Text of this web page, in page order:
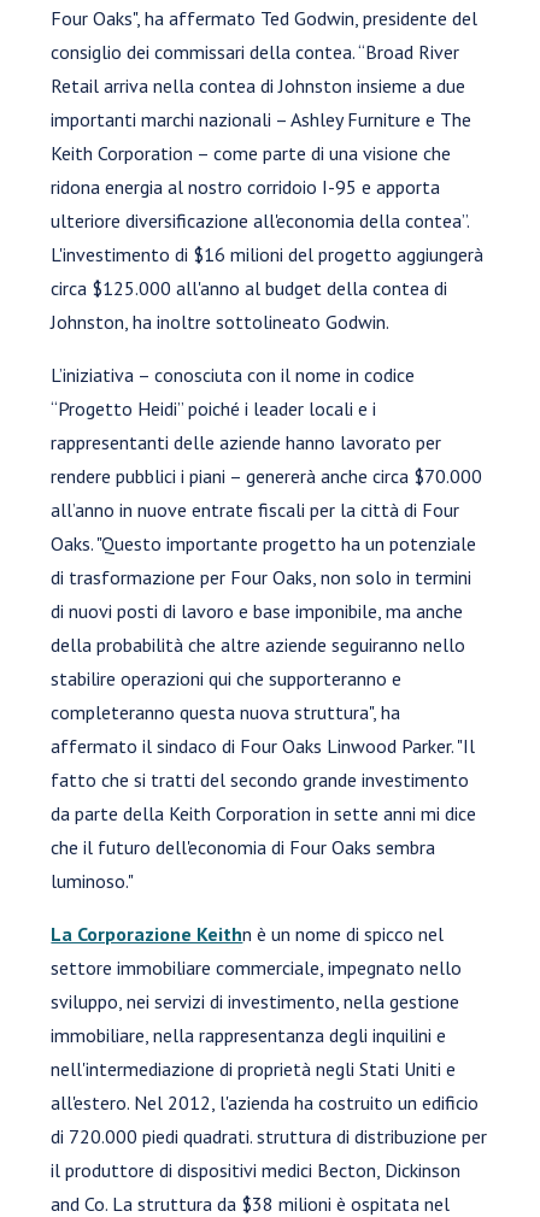
Four Oaks", ha affermato Ted Godwin, presidente del
consiglio dei commissari della contea. “Broad River
Retail arriva nella contea di Johnston insieme a due
importanti marchi nazionali – Ashley Furniture e The
Keith Corporation – come parte di una visione che
ridona energia al nostro corridoio I-95 e apporta
ulteriore diversificazione all'economia della contea”.
L'investimento di $16 milioni del progetto aggiungerà
circa $125.000 all'anno al budget della contea di
Johnston, ha inoltre sottolineato Godwin.
L’iniziativa – conosciuta con il nome in codice
“Progetto Heidi” poiché i leader locali e i
rappresentanti delle aziende hanno lavorato per
rendere pubblici i piani – genererà anche circa $70.000
all’anno in nuove entrate fiscali per la città di Four
Oaks. "Questo importante progetto ha un potenziale
di trasformazione per Four Oaks, non solo in termini
di nuovi posti di lavoro e base imponibile, ma anche
della probabilità che altre aziende seguiranno nello
stabilire operazioni qui che supporteranno e
completeranno questa nuova struttura", ha
affermato il sindaco di Four Oaks Linwood Parker. "Il
fatto che si tratti del secondo grande investimento
da parte della Keith Corporation in sette anni mi dice
che il futuro dell'economia di Four Oaks sembra
luminoso."
La Corporazione Keithn è un nome di spicco nel
settore immobiliare commerciale, impegnato nello
sviluppo, nei servizi di investimento, nella gestione
immobiliare, nella rappresentanza degli inquilini e
nell'intermediazione di proprietà negli Stati Uniti e
all'estero. Nel 2012, l'azienda ha costruito un edificio
di 720.000 piedi quadrati. struttura di distribuzione per
il produttore di dispositivi medici Becton, Dickinson
and Co. La struttura da $38 milioni è ospitata nel